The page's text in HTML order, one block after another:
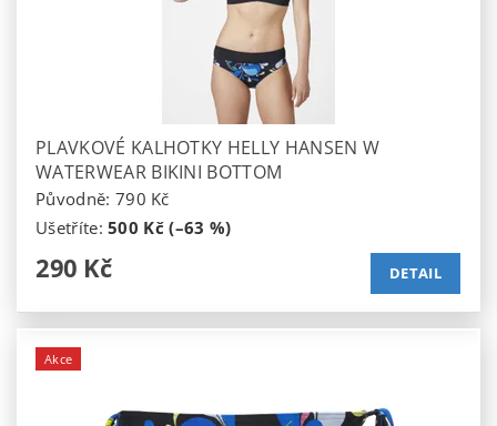
PLAVKOVÉ KALHOTKY HELLY HANSEN W
WATERWEAR BIKINI BOTTOM
Původně: 790 Kč
Ušetříte:500 Kč (–63 %)
290 Kč DETAIL
Akce